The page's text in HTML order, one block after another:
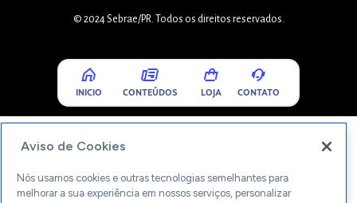
© 2024 Sebrae/PR. Todos os direitos reservados.
INICIO CONTEÚDOS LOJA CONTATO
Aviso de Cookies
Nós usamos cookies e outras tecnologias semelhantes para
melhorar a sua experiência em nossos serviços, personalizar